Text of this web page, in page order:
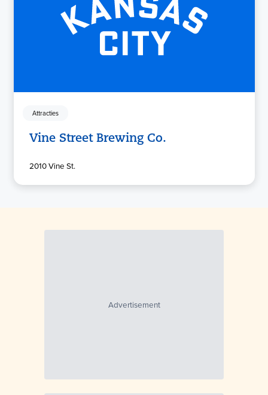
Attracties
Vine Street Brewing Co.
2010 Vine St.